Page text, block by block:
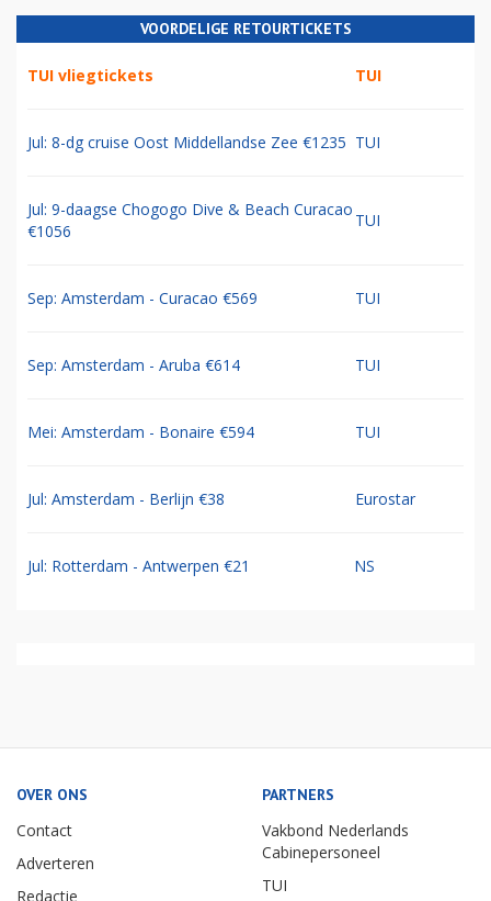
VOORDELIGE RETOURTICKETS
TUI vliegtickets TUI
Jul: 8-dg cruise Oost Middellandse Zee €1235 TUI
Jul: 9-daagse Chogogo Dive & Beach Curacao
€1056
TUI
Sep: Amsterdam - Curacao €569 TUI
Sep: Amsterdam - Aruba €614 TUI
Mei: Amsterdam - Bonaire €594 TUI
Jul: Amsterdam - Berlijn €38 Eurostar
Jul: Rotterdam - Antwerpen €21 NS
OVER ONS
Contact
Adverteren
Redactie
PARTNERS
Vakbond Nederlands
Cabinepersoneel
TUI